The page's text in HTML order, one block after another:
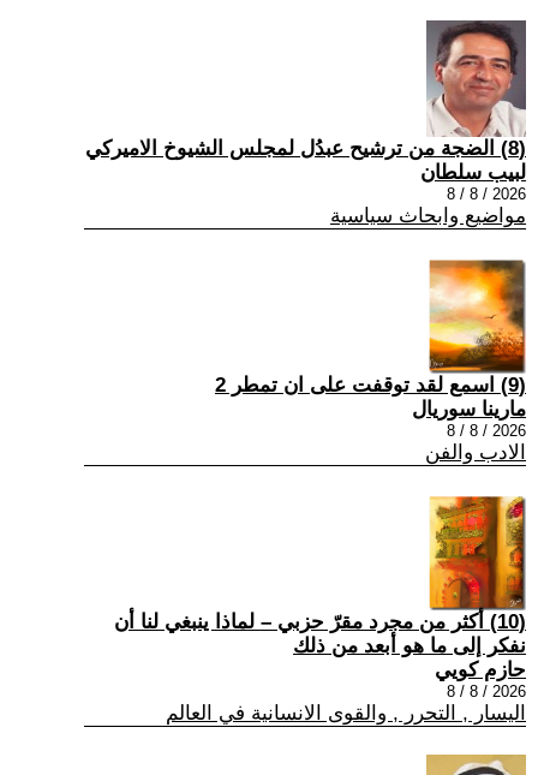
(8) الضجة من ترشيح عبدُل لمجلس الشيوخ الاميركي
لبيب سلطان
2026 / 8 / 8
مواضيع وابحاث سياسية
(9) اسمع لقد توقفت على ان تمطر 2
مارينا سوريال
2026 / 8 / 8
الادب والفن
(10) أكثر من مجرد مقرّ حزبي – لماذا ينبغي لنا أن
نفكر إلى ما هو أبعد من ذلك
حازم كويي
2026 / 8 / 8
اليسار , التحرر , والقوى الانسانية في العالم